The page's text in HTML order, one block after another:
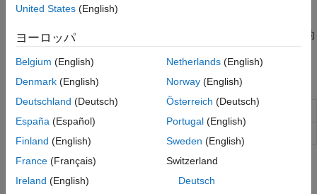
参考作成
関数mapreduce
オブジェクトを自動的
に作成します。
オブジェクト関数
キーと値の 1 つのペアを KeyValueStore に追加
例
United States (English)
ヨーロッパ
Belgium (English)
Denmark (English)
Deutschland (Deutsch)
España (Español)
Finland (English)
France (Français)
Ireland (English)
Netherlands(English)
Norway(English)
Österreich (Deutsch)
Portugal(English)
Sweden (English)
Switzerland
Deutsch